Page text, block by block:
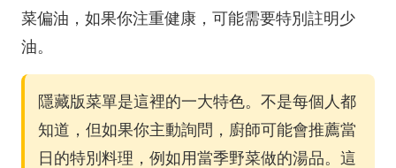
菜偏油，如果你注重健康，可能需要特別註明少
油。
隱藏版菜單是這裡的一大特色。不是每個人都
知道，但如果你主動詢問，廚師可能會推薦當
日的特別料理，例如用當季野菜做的湯品。這